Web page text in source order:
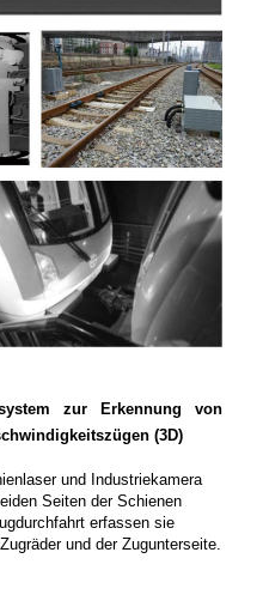
zur Erkennung von
(3D)
und Industriekamera
Seiten der Schienen
erfassen sie
und der Zugunterseite.